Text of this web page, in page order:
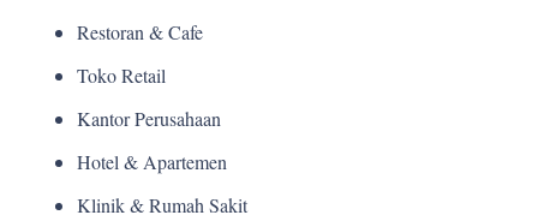
Restoran & Cafe
Toko Retail
Kantor Perusahaan
Hotel & Apartemen
Klinik & Rumah Sakit